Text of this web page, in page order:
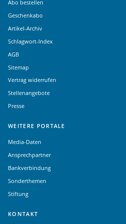
Abo bestellen
Geschenkabo
Artikel-Archiv
Schlagwort-Index
AGB
Sitemap
Vertrag widerrufen
Stellenangebote
Presse
WEITERE PORTALE
Media-Daten
Ansprechpartner
Bankverbindung
Sonderthemen
Stiftung
KONTAKT